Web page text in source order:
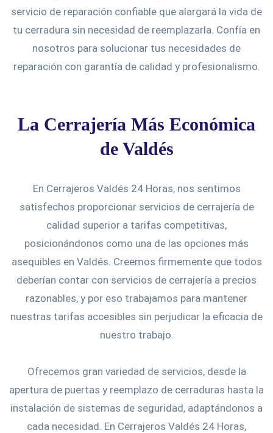
servicio de reparación confiable que alargará la vida de
tu cerradura sin necesidad de reemplazarla. Confía en
nosotros para solucionar tus necesidades de
reparación con garantía de calidad y profesionalismo.
La Cerrajería Más Económica
de Valdés
En Cerrajeros Valdés 24 Horas, nos sentimos
satisfechos proporcionar servicios de cerrajería de
calidad superior a tarifas competitivas,
posicionándonos como una de las opciones más
asequibles en Valdés. Creemos firmemente que todos
deberían contar con servicios de cerrajería a precios
razonables, y por eso trabajamos para mantener
nuestras tarifas accesibles sin perjudicar la eficacia de
nuestro trabajo.
Ofrecemos gran variedad de servicios, desde la
apertura de puertas y reemplazo de cerraduras hasta la
instalación de sistemas de seguridad, adaptándonos a
cada necesidad. En Cerrajeros Valdés 24 Horas,